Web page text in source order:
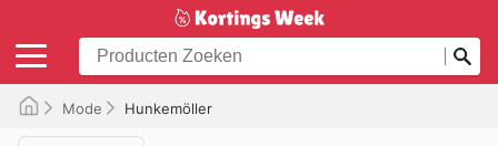
Mode Hunkemöller